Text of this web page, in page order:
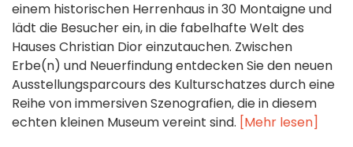
einem historischen Herrenhaus in 30 Montaigne und
lädt die Besucher ein, in die fabelhafte Welt des
Hauses Christian Dior einzutauchen. Zwischen
Erbe(n) und Neuerfindung entdecken Sie den neuen
Ausstellungsparcours des Kulturschatzes durch eine
Reihe von immersiven Szenografien, die in diesem
echten kleinen Museum vereint sind. [Mehr lesen]